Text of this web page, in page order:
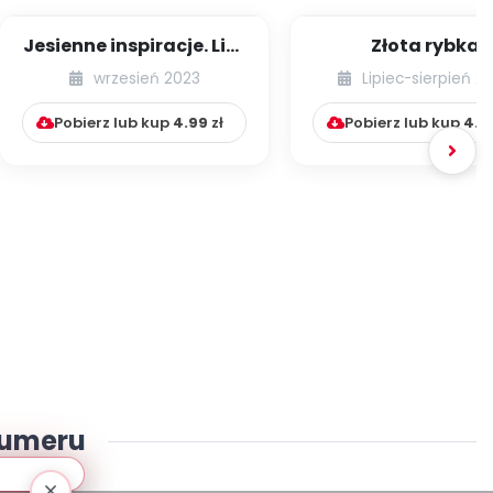
Jesienne inspiracje. Liść
ze sznurka
wrzesień 2023
Pobierz lub kup 4.99 zł
Złota rybka
Lipiec-sierpień
Pobierz lub kup